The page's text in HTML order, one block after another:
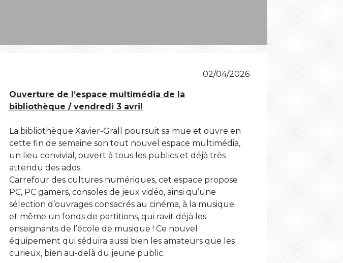
02/04/2026
Ouverture de l’espace multimédia de la
bibliothèque / vendredi 3 avril
La bibliothèque Xavier-Grall poursuit sa mue et ouvre en
cette fin de semaine son tout nouvel espace multimédia,
un lieu convivial, ouvert à tous les publics et déjà très
attendu des ados.
Carrefour des cultures numériques, cet espace propose
PC, PC gamers, consoles de jeux vidéo, ainsi qu’une
sélection d’ouvrages consacrés au cinéma, à la musique
et même un fonds de partitions, qui ravit déjà les
enseignants de l’école de musique ! Ce nouvel
équipement qui séduira aussi bien les amateurs que les
curieux, bien au-delà du jeune public.